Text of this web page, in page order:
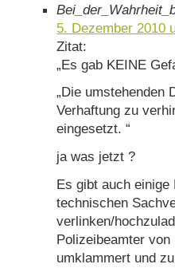
5. Dezember 2010
Zitat:
„Es gab KEINE
„Die umstehenden
Verhaftung zu
eingesetzt. “
ja was jetzt ?
Es gibt auch einige
technischen
verlinken/
Polizeibeamter
umklammert und